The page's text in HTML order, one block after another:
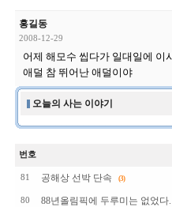
홍길동
2008-12-29
어제 해모수 씹다가 일대일에 이
애덜 참 뛰어난 애덜이야
오늘의 사는 이야기
번호
81 공해상 선박 단속 (3)
80 88년올림픽에 두루미는 없었다.